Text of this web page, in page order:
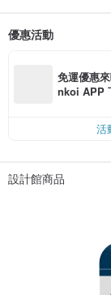
優惠活動
免運優惠
nkoi APP
活
設計館商品